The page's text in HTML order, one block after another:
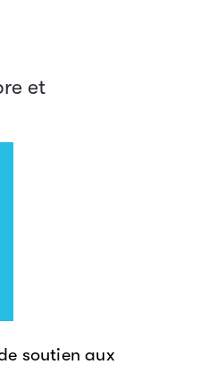
et
soutien aux